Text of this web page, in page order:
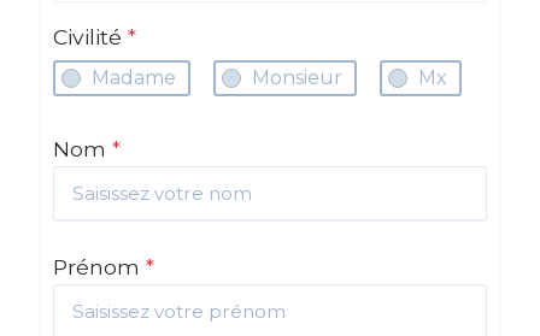
Civilité *
Madame Monsieur Mx
Nom *
Prénom *